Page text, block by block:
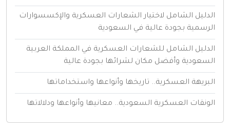
الشامل لاختيار الشعارات العسكرية والإكسسوارات
بجودة عالية في السعودية
الشامل للشعارات العسكرية في المملكة العربية
وأفضل مكان لشرائها بجودة عالية
العسكرية.. تاريخها وأنواعها واستخداماتها
العسكرية السعودية.. معانيها وأنواعها ودلالاتها